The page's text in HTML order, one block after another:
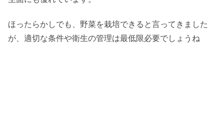
ほったらかしでも、野菜を栽培できると言ってきました
が、適切な条件や衛生の管理は最低限必要でしょうね